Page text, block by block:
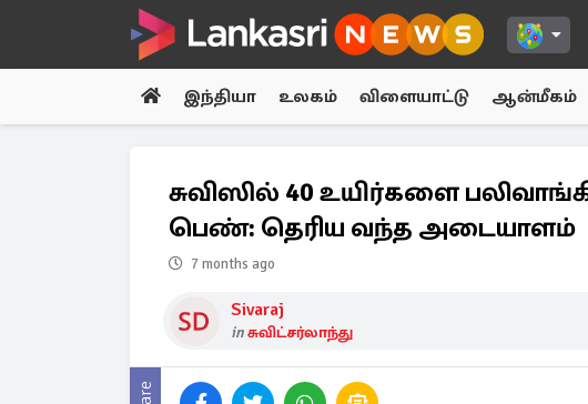
இந்தியா உலகம் விளையாட்டு ஆன்மீகம்
சுவிஸில் 40 உயிர்களை
பெண்: தெரிய வந்த அடையாளம்
7 months ago
Sivaraj
inசுவிட்சர்லாந்து